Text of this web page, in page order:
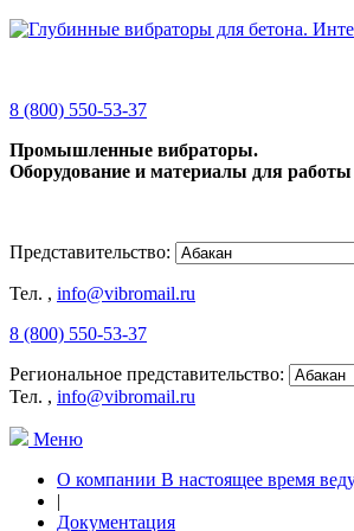
8 (800) 550-53-37
Промышленные вибраторы.
Оборудование и материалы для работы
Представительство:
Тел. , info@vibromail.ru
8 (800) 550-53-37
Региональное представительство:
Тел. , info@vibromail.ru
Меню
О компании В настоящее время
|
Документация